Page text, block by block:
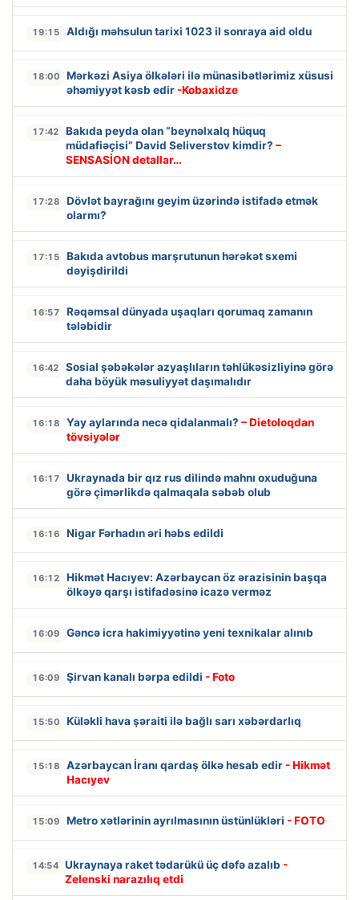
19:15 Aldığı məhsulun tarixi 1023 il sonraya aid oldu
18:00
Mərkəzi Asiya ölkələri ilə münasibətlərimiz xüsusi
əhəmiyyət kəsb edir -Kobaxidze
17:42
Bakıda peyda olan “beynəlxalq hüquq
müdafiəçisi” David Seliverstov kimdir? –
SENSASİON detallar…
17:28
Dövlət bayrağını geyim üzərində istifadə etmək
olarmı?
17:15
Bakıda avtobus marşrutunun hərəkət sxemi
dəyişdirildi
16:57
Rəqəmsal dünyada uşaqları qorumaq zamanın
tələbidir
16:42
Sosial şəbəkələr azyaşlıların təhlükəsizliyinə görə
daha böyük məsuliyyət daşımalıdır
16:18 Yay aylarında necə qidalanmalı? – Dietoloqdan
tövsiyələr
16:17
Ukraynada bir qız rus dilində mahnı oxuduğuna
görə çimərlikdə qalmaqala səbəb olub
16:16 Nigar Fərhadın əri həbs edildi
16:12
Hikmət Hacıyev: Azərbaycan öz ərazisinin başqa
ölkəyə qarşı istifadəsinə icazə verməz
16:09 Gəncə icra hakimiyyətinə yeni texnikalar alınıb
16:09 Şirvan kanalı bərpa edildi - Foto
15:50 Küləkli hava şəraiti ilə bağlı sarı xəbərdarlıq
15:18 Azərbaycan İranı qardaş ölkə hesab edir - Hikmət
Hacıyev
15:09 Metro xətlərinin ayrılmasının üstünlükləri - FOTO
14:54 Ukraynaya raket tədarükü üç dəfə azalıb -
Zelenski narazılıq etdi